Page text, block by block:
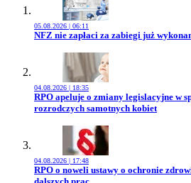
05.08.2026 | 06:11
Przejdź do artykułu:
NFZ nie zapłaci za zabiegi już
04.08.2026 | 18:35
Przejdź do artykułu:
RPO apeluje o zmiany legislacyjne w
rozrodczych samotnych kobiet
04.08.2026 | 17:48
Przejdź do artykułu:
RPO o noweli ustawy o ochronie